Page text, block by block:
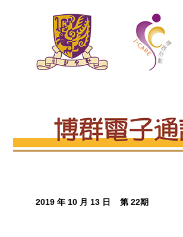
2019 年 10 月 13 日 第 22期